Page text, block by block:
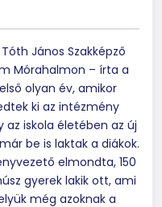
János Szakképző
Mórahalmon – írta a
olyan év, amikor
ki az intézmény
az iskola életében az új
be is laktak a diákok.
elmondta, 150
gyerek lakik ott, ami
még azoknak a